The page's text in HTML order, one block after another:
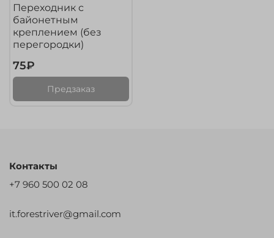
Переходник с
байонетным
креплением (без
перегородки)
75₽
Предзаказ
Контакты
+7 960 500 02 08
it.forestriver@gmail.com